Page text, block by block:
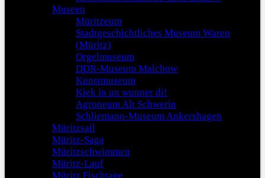
Museen
Müritzeum
Stadtgeschichtliches Museum Waren
(Müritz)
Orgelmuseum
DDR-Museum Malchow
Kunstmuseum
Kiek in un wunner di!
Agroneum Alt Schwerin
Schliemann-Museum Ankershagen
Müritzsail
Müritz-Saga
Müritzschwimmen
Müritz-Lauf
Müritz Fischtage